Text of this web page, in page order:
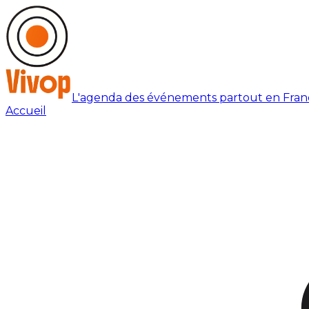
L'agenda des événements partout en
Accueil